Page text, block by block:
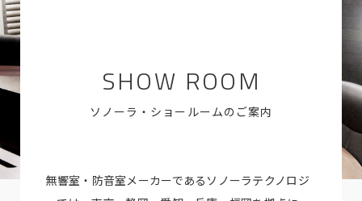
SHOW ROOM
ソノーラ・ショールームのご案内
無響室・防音室メーカーであるソノーラテクノロジ